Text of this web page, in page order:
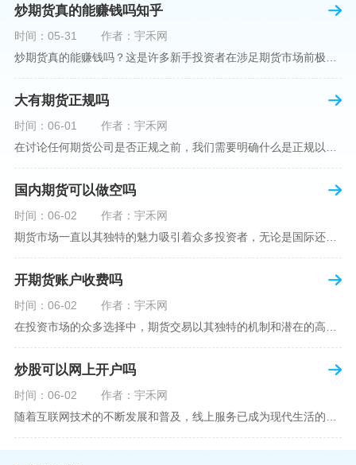
炒期货真的能赚钱吗知乎
时间：05-31
作者：宇禾网
大有期货正规吗
时间：06-01
作者：宇禾网
国内期货可以做空吗
时间：06-02
作者：宇禾网
期货市场一直以其独特的魅力吸引着众多投资者，无论是国际还是国内场景下，其波澜壮阔的市场行情都给予了投资者无限遐想。今天，我们将深入探讨一个特别的问题——"国内期货可以做空吗"？这个问题不仅关乎投资者的策略布局，更涉及到期货市场机制的基本理解。在深入探讨之前，我们首先需要明确几个期货市场的基础概念。期货，是指在标准化合约基础上，双方承诺在未来某一特定时间以约定价格买卖一定数量的商品或金融产品的合约。它允訸投资者通过买入（做多）或卖出（做空）合约来预测未来价格的变动。我们来揭开国
开期货账户收费吗
时间：06-02
作者：宇禾网
炒股可以网上开户吗
时间：06-02
作者：宇禾网